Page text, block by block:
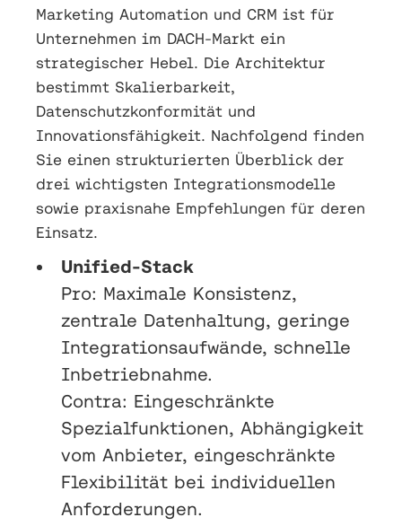
Marketing Automation und CRM ist für
Unternehmen im DACH-Markt ein
strategischer Hebel. Die Architektur
bestimmt Skalierbarkeit,
Datenschutzkonformität und
Innovationsfähigkeit. Nachfolgend finden
Sie einen strukturierten Überblick der
drei wichtigsten Integrationsmodelle
sowie praxisnahe Empfehlungen für deren
Einsatz.
Unified-Stack
Pro: Maximale Konsistenz,
zentrale Datenhaltung, geringe
Integrationsaufwände, schnelle
Inbetriebnahme.
Contra: Eingeschränkte
Spezialfunktionen, Abhängigkeit
vom Anbieter, eingeschränkte
Flexibilität bei individuellen
Anforderungen.